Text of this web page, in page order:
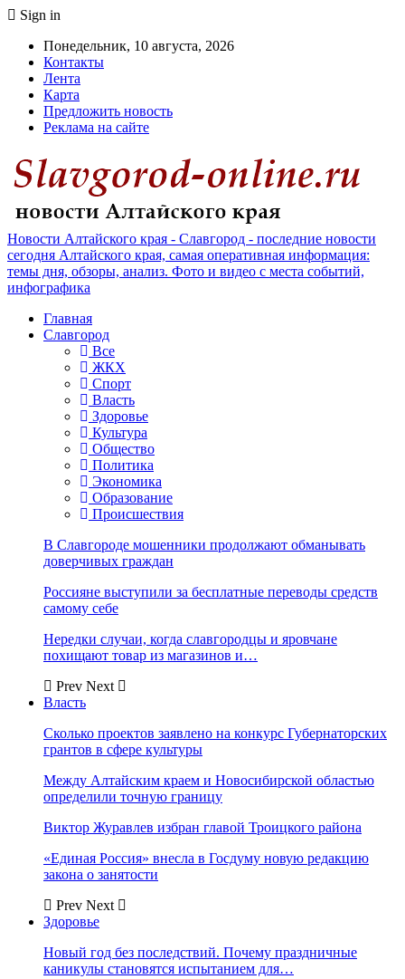
Sign in
Понедельник, 10 августа, 2026
Контакты
Лента
Карта
Предложить новость
Реклама на сайте
Новости Алтайского края - Славгород - последние новости
сегодня Алтайского края, самая оперативная информация:
темы дня, обзоры, анализ. Фото и видео с места событий,
инфографика
Главная
Славгород
Все
ЖКХ
Спорт
Власть
Здоровье
Культура
Общество
Политика
Экономика
Образование
Происшествия
В Славгороде мошенники продолжают обманывать
доверчивых граждан
Россияне выступили за бесплатные переводы средств
самому себе
Нередки случаи, когда славгородцы и яровчане
похищают товар из магазинов и…
Prev Next
Власть
Сколько проектов заявлено на конкурс Губернаторских
грантов в сфере культуры
Между Алтайским краем и Новосибирской областью
определили точную границу
Виктор Журавлев избран главой Троицкого района
«Единая Россия» внесла в Госдуму новую редакцию
закона о занятости
Prev Next
Здоровье
Новый год без последствий. Почему праздничные
каникулы становятся испытанием для…